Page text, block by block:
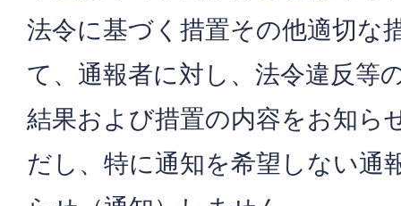
法令に基づく措置その他適切な
て、通報者に対し、法令違反等
結果および措置の内容をお知ら
だし、特に通知を希望しない通